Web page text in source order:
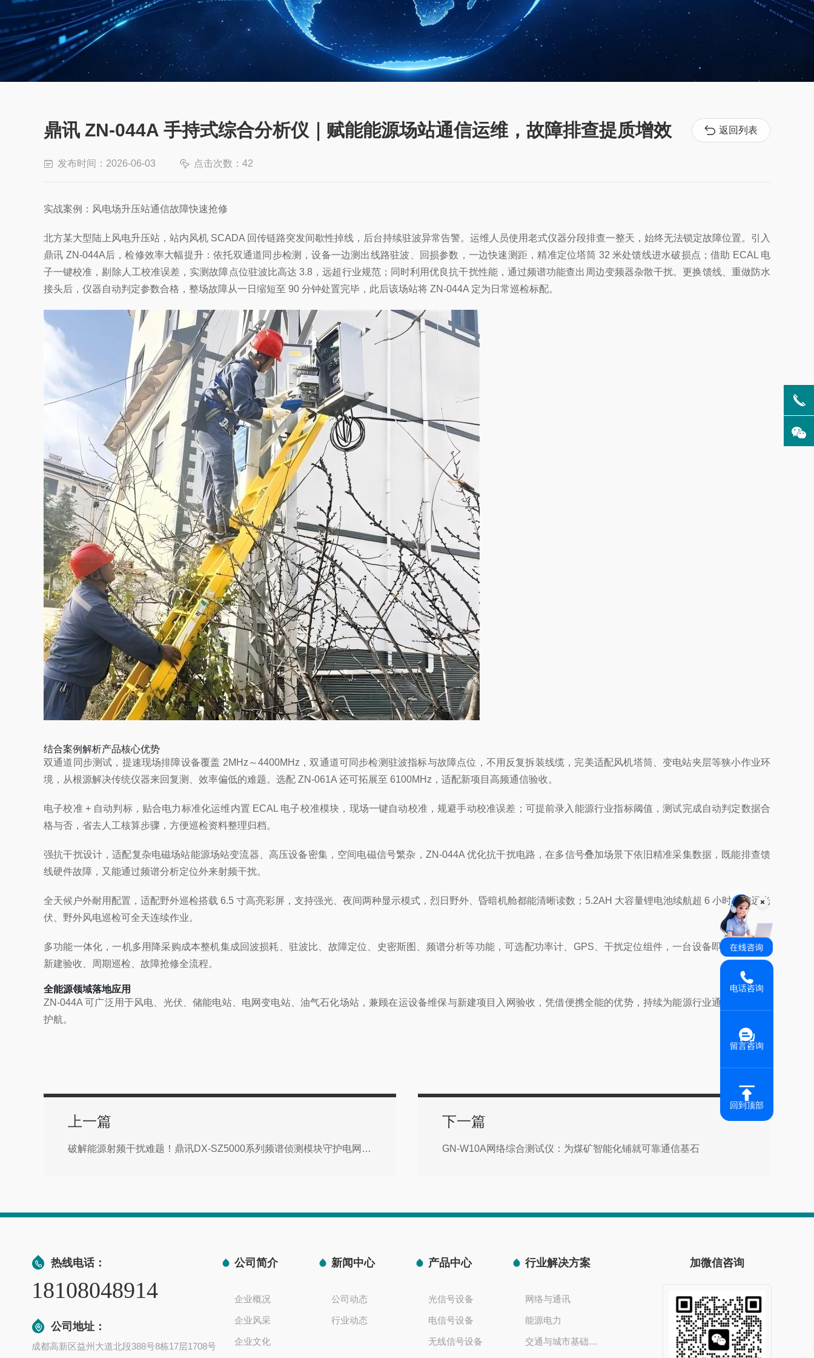
鼎讯 ZN-044A 手持式综合分析仪｜赋能能源场站通信运维，故障排查提质增效
发布时间：2026-06-03 点击次数：42
实战案例：风电场升压站通信故障快速抢修
北方某大型陆上风电升压站，站内风机 SCADA 回传链路突发间歇性掉线，后台持续驻波异常告警。运维人员使用老式仪器分段排查一整天，始终无法锁定故障位置。引入
鼎讯 ZN-044A后，检修效率大幅提升：依托双通道同步检测，设备一边测出线路驻波、回损参数，一边快速测距，精准定位塔筒 32 米处馈线进水破损点；借助 ECAL 电
子一键校准，剔除人工校准误差，实测故障点位驻波比高达 3.8，远超行业规范；同时利用优良抗干扰性能，通过频谱功能查出周边变频器杂散干扰。更换馈线、重做防水
接头后，仪器自动判定参数合格，整场故障从一日缩短至 90 分钟处置完毕，此后该场站将 ZN-044A 定为日常巡检标配。
结合案例解析产品核心优势
双通道同步测试，提速现场排障设备覆盖 2MHz～4400MHz，双通道可同步检测驻波指标与故障点位，不用反复拆装线缆，完美适配风机塔筒、变电站夹层等狭小作业环
境，从根源解决传统仪器来回复测、效率偏低的难题。选配 ZN-061A 还可拓展至 6100MHz，适配新项目高频通信验收。
电子校准 + 自动判标，贴合电力标准化运维内置 ECAL 电子校准模块，现场一键自动校准，规避手动校准误差；可提前录入能源行业指标阈值，测试完成自动判定数据合
格与否，省去人工核算步骤，方便巡检资料整理归档。
强抗干扰设计，适配复杂电磁场站能源场站变流器、高压设备密集，空间电磁信号繁杂，ZN-044A 优化抗干扰电路，在多信号叠加场景下依旧精准采集数据，既能排查馈
线硬件故障，又能通过频谱分析定位外来射频干扰。
全天候户外耐用配置，适配野外巡检搭载 6.5 寸高亮彩屏，支持强光、夜间两种显示模式，烈日野外、昏暗机舱都能清晰读数；5.2AH 大容量锂电池续航超 6 小时，偏远光
伏、野外风电巡检可全天连续作业。
多功能一体化，一机多用降采购成本整机集成回波损耗、驻波比、故障定位、史密斯图、频谱分析等功能，可选配功率计、GPS、干扰定位组件，一台设备即可覆盖场站
新建验收、周期巡检、故障抢修全流程。
全能源领域落地应用
ZN-044A 可广泛用于风电、光伏、储能电站、电网变电站、油气石化场站，兼顾在运设备维保与新建项目入网验收，凭借便携全能的优势，持续为能源行业通信安全保驾
护航。
上一篇
破解能源射频干扰难题！鼎讯DX-SZ5000系列频谱侦测模块守护电网安全运行
下一篇
GN-W10A网络综合测试仪：为煤矿智能化铺就可靠通信基石
返回列表
热线电话：
18108048914
公司地址：
成都高新区益州大道北段388号8栋17层1708号
公司简介
企业概况
企业风采
企业文化
新闻中心
公司动态
行业动态
产品中心
光信号设备
电信号设备
无线信号设备
行业解决方案
网络与通讯
能源电力
交通与城市基础设施
加微信咨询
电话咨询
留言咨询
回到顶部